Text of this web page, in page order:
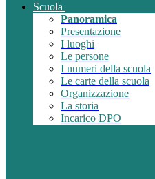
Scuola
Panoramica
Presentazione
I luoghi
Le persone
I numeri della scuola
Le carte della scuola
Organizzazione
La storia
Incarico DPO